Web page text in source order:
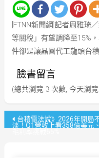
[FTNN新聞網]記者周雅琦
等關稅」有望調降至15%
件卻是讓晶圓代工龍頭台
臉書留言
(總共瀏覽 3 次數, 今天瀏
文台積電法說》2026年開局
淡！Q1營收上看358億美元、